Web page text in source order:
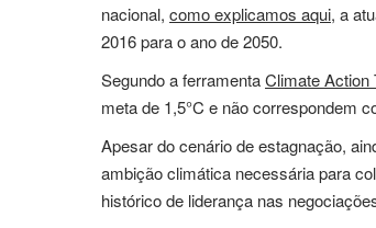
nacional, como explicamos aqui, a
2016 para o ano de 2050.
Segundo a ferramentaClimate Action
meta de 1,5°C e não correspondem
Apesar do cenário de estagnação,
ambição climática necessária para
histórico de liderança nas